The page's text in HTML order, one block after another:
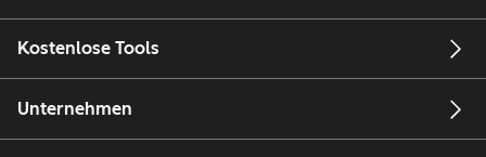
Kostenlose Tools
Unternehmen